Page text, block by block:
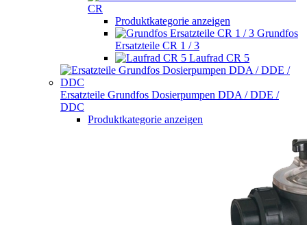
CR
Produktkategorie anzeigen
Grundfos
Ersatzteile CR 1 / 3
Laufrad CR 5
Ersatzteile Grundfos Dosierpumpen DDA / DDE /
DDC
Produktkategorie anzeigen